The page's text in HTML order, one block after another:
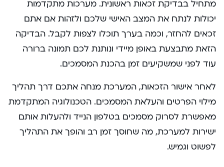
מתחיל בבדיקת זכאות ראשונית. מערכות מתקדמות
יכולות לנתח את המצב האישי שלכם ולזהות אם אתם
זכאים להחזר, וכמה בערך תוכלו לצפות לקבל. הבדיקה
הזאת מתבצעת באופן מיידי ונותנת לכם תמונה ברורה
עוד לפני שמשקיעים זמן בהכנת המסמכים.
לאחר אישור הזכאות, המערכת מנחה אתכם דרך תהליך
מילוי הפרטים והעלאת המסמכים. הטכנולוגיה המתקדמת
מאפשרת לסרוק מסמכים בטלפון הנייד ולהעלות אותם
ישירות למערכת, מה שחוסך זמן רב והופך את התהליך
לפשוט וגמיש.